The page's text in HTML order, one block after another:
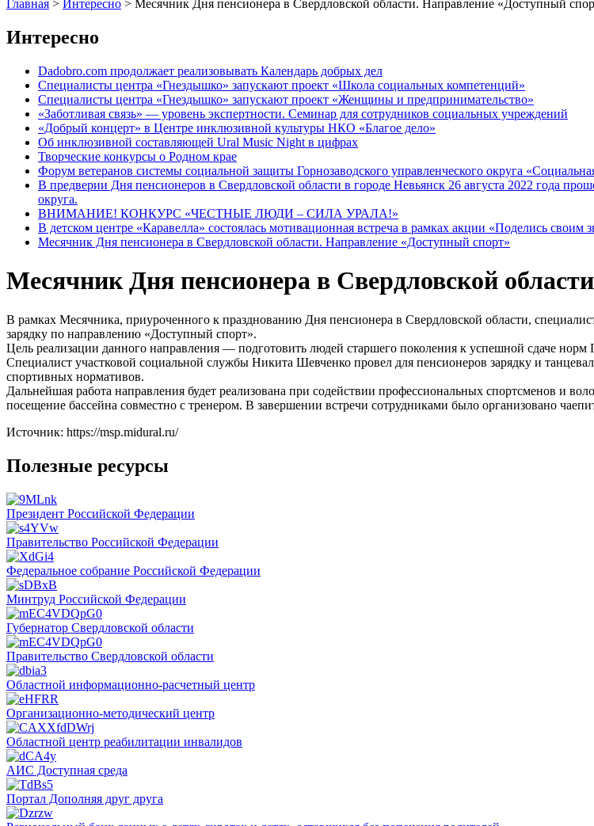
Главная > Интересно > Месячник Дня пенсионера в Свердловской области. Направление «Доступный
Интересно
Dadobro.com продолжает реализовывать Календарь добрых дел
Специалисты центра «Гнездышко» запускают проект «Школа социальных компетенций»
Специалисты центра «Гнездышко» запускают проект «Женщины и предпринимательство»
«Заботливая связь» — уровень экспертности. Семинар для сотрудников социальных учреждений
«Добрый концерт» в Центре инклюзивной культуры НКО «Благое дело»
Об инклюзивной составляющей Ural Music Night в цифрах
Творческие конкурсы о Родном крае
Форум ветеранов системы социальной защиты Горнозаводского управленческого округа
В предверии Дня пенсионеров в Свердловской области в городе Невьянск 26 августа 2022 года
округа.
ВНИМАНИЕ! КОНКУРС «ЧЕСТНЫЕ ЛЮДИ – СИЛА УРАЛА!»
В детском центре «Каравелла» состоялась мотивационная встреча в рамках акции «Поделись своим
Месячник Дня пенсионера в Свердловской области. Направление «Доступный спорт»
Месячник Дня пенсионера в Свердловской
В рамках Месячника, приуроченного к празднованию Дня пенсионера в Свердловской области,
зарядку по направлению «Доступный спорт».
Цель реализации данного направления — подготовить людей старшего поколения к успешной сдаче норм
Специалист участковой социальной службы Никита Шевченко провел для пенсионеров зарядку и
спортивных нормативов.
Дальнейшая работа направления будет реализована при содействии профессиональных спортсменов и
посещение бассейна совместно с тренером. В завершении встречи сотрудниками было организовано
Источник: https://msp.midural.ru/
Полезные ресурсы
Президент Российской Федерации
Правительство Российской Федерации
Федеральное собрание Российской Федерации
Минтруд Российской Федерации
Губернатор Свердловской области
Правительство Свердловской области
Областной информационно-расчетный центр
Организационно-методический центр
Областной центр реабилитации инвалидов
АИС Доступная среда
Портал Дополняя друг друга